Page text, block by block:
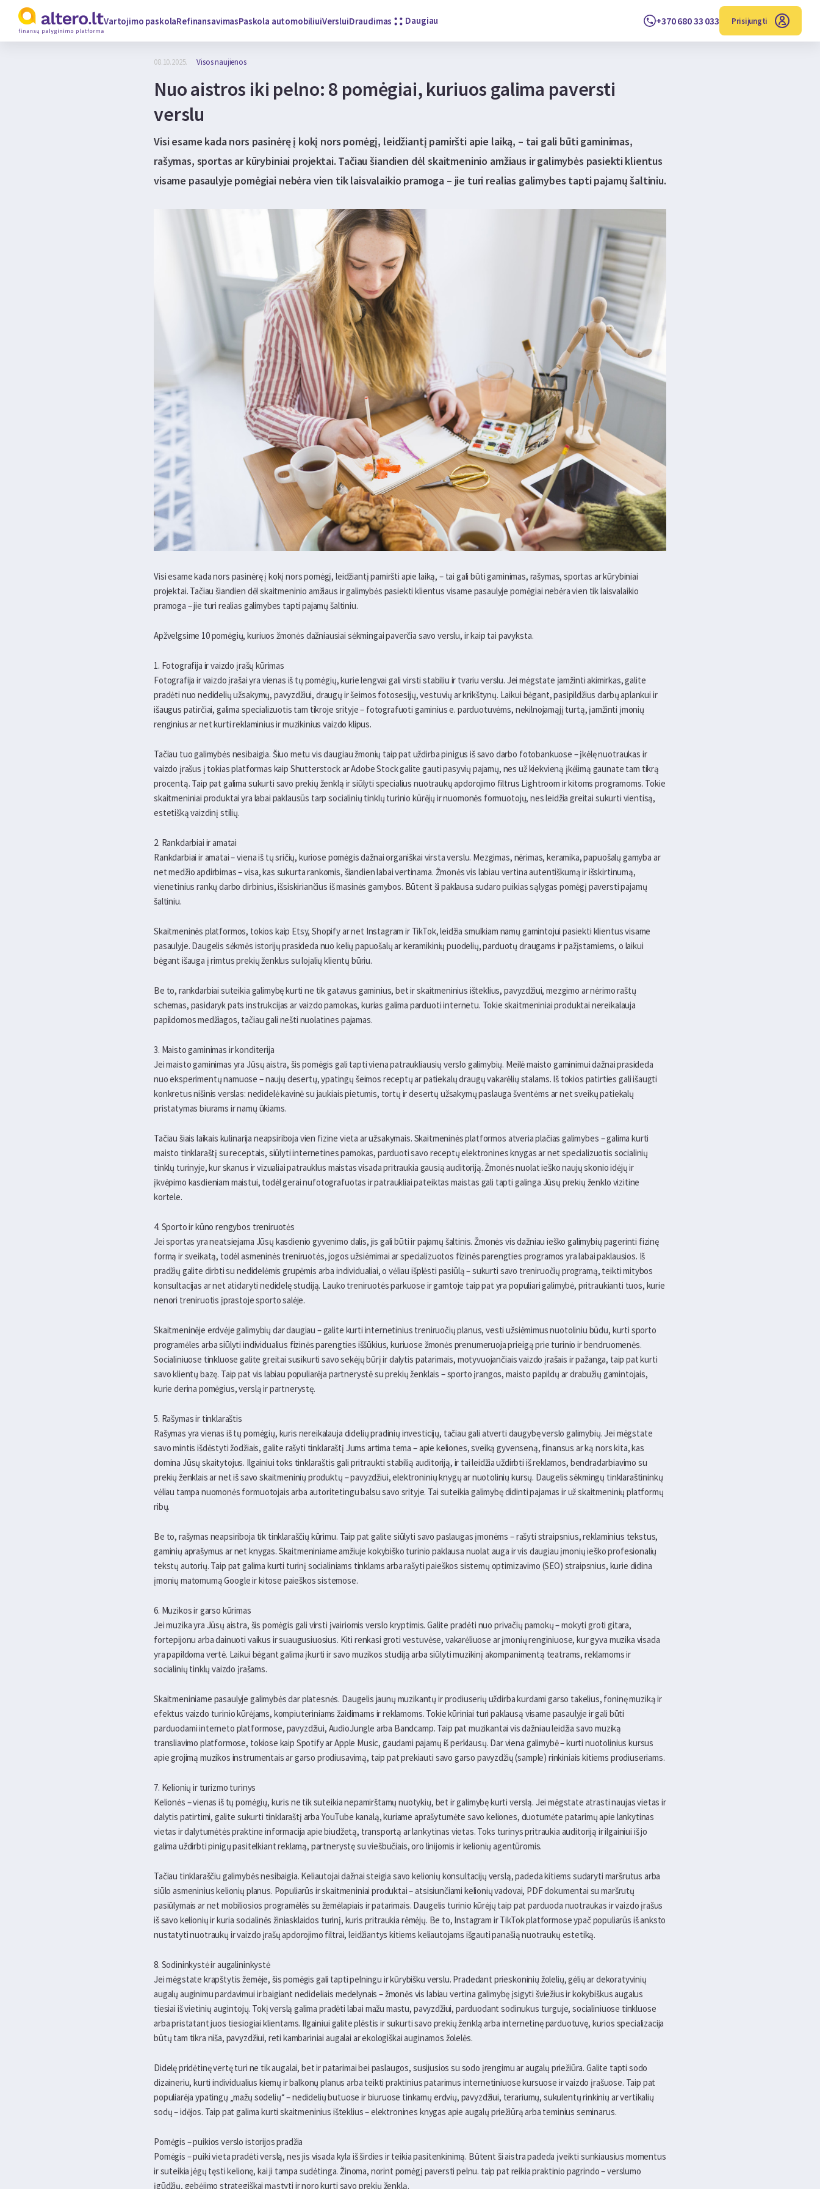
Vartojimo paskolaRefinansavimasPaskola automobiliuiVersluiDraudimas Daugiau +370 680 33 033 Prisijungti
08.10.2025. Visos naujienos
Nuo aistros iki pelno: 8 pomėgiai, kuriuos galima paversti
verslu
Visi esame kada nors pasinėrę į kokį nors pomėgį, leidžiantį pamiršti apie laiką, – tai gali būti gaminimas,
rašymas, sportas ar kūrybiniai projektai. Tačiau šiandien dėl skaitmeninio amžiaus ir galimybės pasiekti klientus
visame pasaulyje pomėgiai nebėra vien tik laisvalaikio pramoga – jie turi realias galimybes tapti pajamų šaltiniu.
Visi esame kada nors pasinėrę į kokį nors pomėgį, leidžiantį pamiršti apie laiką, – tai gali būti gaminimas, rašymas, sportas ar kūrybiniai
projektai. Tačiau šiandien dėl skaitmeninio amžiaus ir galimybės pasiekti klientus visame pasaulyje pomėgiai nebėra vien tik laisvalaikio
pramoga – jie turi realias galimybes tapti pajamų šaltiniu.
Apžvelgsime 10 pomėgių, kuriuos žmonės dažniausiai sėkmingai paverčia savo verslu, ir kaip tai pavyksta.
1. Fotografija ir vaizdo įrašų kūrimas
Fotografija ir vaizdo įrašai yra vienas iš tų pomėgių, kurie lengvai gali virsti stabiliu ir tvariu verslu. Jei mėgstate įamžinti akimirkas, galite
pradėti nuo nedidelių užsakymų, pavyzdžiui, draugų ir šeimos fotosesijų, vestuvių ar krikštynų. Laikui bėgant, pasipildžius darbų aplankui ir
išaugus patirčiai, galima specializuotis tam tikroje srityje – fotografuoti gaminius e. parduotuvėms, nekilnojamąjį turtą, įamžinti įmonių
renginius ar net kurti reklaminius ir muzikinius vaizdo klipus.
Tačiau tuo galimybės nesibaigia. Šiuo metu vis daugiau žmonių taip pat uždirba pinigus iš savo darbo fotobankuose – įkėlę nuotraukas ir
vaizdo įrašus į tokias platformas kaip Shutterstock ar Adobe Stock galite gauti pasyvių pajamų, nes už kiekvieną įkėlimą gaunate tam tikrą
procentą. Taip pat galima sukurti savo prekių ženklą ir siūlyti specialius nuotraukų apdorojimo filtrus Lightroom ir kitoms programoms. Tokie
skaitmeniniai produktai yra labai paklausūs tarp socialinių tinklų turinio kūrėjų ir nuomonės formuotojų, nes leidžia greitai sukurti vientisą,
estetišką vaizdinį stilių.
2. Rankdarbiai ir amatai
Rankdarbiai ir amatai – viena iš tų sričių, kuriose pomėgis dažnai organiškai virsta verslu. Mezgimas, nėrimas, keramika, papuošalų gamyba ar
net medžio apdirbimas – visa, kas sukurta rankomis, šiandien labai vertinama. Žmonės vis labiau vertina autentiškumą ir išskirtinumą,
vienetinius rankų darbo dirbinius, išsiskiriančius iš masinės gamybos. Būtent ši paklausa sudaro puikias sąlygas pomėgį paversti pajamų
šaltiniu.
Skaitmeninės platformos, tokios kaip Etsy, Shopify ar net Instagram ir TikTok, leidžia smulkiam namų gamintojui pasiekti klientus visame
pasaulyje. Daugelis sėkmės istorijų prasideda nuo kelių papuošalų ar keramikinių puodelių, parduotų draugams ir pažįstamiems, o laikui
bėgant išauga į rimtus prekių ženklus su lojalių klientų būriu.
Be to, rankdarbiai suteikia galimybę kurti ne tik gatavus gaminius, bet ir skaitmeninius išteklius, pavyzdžiui, mezgimo ar nėrimo raštų
schemas, pasidaryk pats instrukcijas ar vaizdo pamokas, kurias galima parduoti internetu. Tokie skaitmeniniai produktai nereikalauja
papildomos medžiagos, tačiau gali nešti nuolatines pajamas.
3. Maisto gaminimas ir konditerija
Jei maisto gaminimas yra Jūsų aistra, šis pomėgis gali tapti viena patraukliausių verslo galimybių. Meilė maisto gaminimui dažnai prasideda
nuo eksperimentų namuose – naujų desertų, ypatingų šeimos receptų ar patiekalų draugų vakarėlių stalams. Iš tokios patirties gali išaugti
konkretus nišinis verslas: nedidelė kavinė su jaukiais pietumis, tortų ir desertų užsakymų paslauga šventėms ar net sveikų patiekalų
pristatymas biurams ir namų ūkiams.
Tačiau šiais laikais kulinarija neapsiriboja vien fizine vieta ar užsakymais. Skaitmeninės platformos atveria plačias galimybes – galima kurti
maisto tinklaraštį su receptais, siūlyti internetines pamokas, parduoti savo receptų elektronines knygas ar net specializuotis socialinių
tinklų turinyje, kur skanus ir vizualiai patrauklus maistas visada pritraukia gausią auditoriją. Žmonės nuolat ieško naujų skonio idėjų ir
įkvėpimo kasdieniam maistui, todėl gerai nufotografuotas ir patraukliai pateiktas maistas gali tapti galinga Jūsų prekių ženklo vizitine
kortele.
4. Sporto ir kūno rengybos treniruotės
Jei sportas yra neatsiejama Jūsų kasdienio gyvenimo dalis, jis gali būti ir pajamų šaltinis. Žmonės vis dažniau ieško galimybių pagerinti fizinę
formą ir sveikatą, todėl asmeninės treniruotės, jogos užsiėmimai ar specializuotos fizinės parengties programos yra labai paklausios. Iš
pradžių galite dirbti su nedidelėmis grupėmis arba individualiai, o vėliau išplėsti pasiūlą – sukurti savo treniruočių programą, teikti mitybos
konsultacijas ar net atidaryti nedidelę studiją. Lauko treniruotės parkuose ir gamtoje taip pat yra populiari galimybė, pritraukianti tuos, kurie
nenori treniruotis įprastoje sporto salėje.
Skaitmeninėje erdvėje galimybių dar daugiau – galite kurti internetinius treniruočių planus, vesti užsiėmimus nuotoliniu būdu, kurti sporto
programėles arba siūlyti individualius fizinės parengties iššūkius, kuriuose žmonės prenumeruoja prieigą prie turinio ir bendruomenės.
Socialiniuose tinkluose galite greitai susikurti savo sekėjų būrį ir dalytis patarimais, motyvuojančiais vaizdo įrašais ir pažanga, taip pat kurti
savo klientų bazę. Taip pat vis labiau populiarėja partnerystė su prekių ženklais – sporto įrangos, maisto papildų ar drabužių gamintojais,
kurie derina pomėgius, verslą ir partnerystę.
5. Rašymas ir tinklaraštis
Rašymas yra vienas iš tų pomėgių, kuris nereikalauja didelių pradinių investicijų, tačiau gali atverti daugybę verslo galimybių. Jei mėgstate
savo mintis išdėstyti žodžiais, galite rašyti tinklaraštį Jums artima tema – apie keliones, sveiką gyvenseną, finansus ar ką nors kita, kas
domina Jūsų skaitytojus. Ilgainiui toks tinklaraštis gali pritraukti stabilią auditoriją, ir tai leidžia uždirbti iš reklamos, bendradarbiavimo su
prekių ženklais ar net iš savo skaitmeninių produktų – pavyzdžiui, elektroninių knygų ar nuotolinių kursų. Daugelis sėkmingų tinklaraštininkų
vėliau tampa nuomonės formuotojais arba autoritetingu balsu savo srityje. Tai suteikia galimybę didinti pajamas ir už skaitmeninių platformų
ribų.
Be to, rašymas neapsiriboja tik tinklaraščių kūrimu. Taip pat galite siūlyti savo paslaugas įmonėms – rašyti straipsnius, reklaminius tekstus,
gaminių aprašymus ar net knygas. Skaitmeniniame amžiuje kokybiško turinio paklausa nuolat auga ir vis daugiau įmonių ieško profesionalių
tekstų autorių. Taip pat galima kurti turinį socialiniams tinklams arba rašyti paieškos sistemų optimizavimo (SEO) straipsnius, kurie didina
įmonių matomumą Google ir kitose paieškos sistemose.
6. Muzikos ir garso kūrimas
Jei muzika yra Jūsų aistra, šis pomėgis gali virsti įvairiomis verslo kryptimis. Galite pradėti nuo privačių pamokų – mokyti groti gitara,
fortepijonu arba dainuoti vaikus ir suaugusiuosius. Kiti renkasi groti vestuvėse, vakarėliuose ar įmonių renginiuose, kur gyva muzika visada
yra papildoma vertė. Laikui bėgant galima įkurti ir savo muzikos studiją arba siūlyti muzikinį akompanimentą teatrams, reklamoms ir
socialinių tinklų vaizdo įrašams.
Skaitmeniniame pasaulyje galimybės dar platesnės. Daugelis jaunų muzikantų ir prodiuserių uždirba kurdami garso takelius, foninę muziką ir
efektus vaizdo turinio kūrėjams, kompiuteriniams žaidimams ir reklamoms. Tokie kūriniai turi paklausą visame pasaulyje ir gali būti
parduodami interneto platformose, pavyzdžiui, AudioJungle arba Bandcamp. Taip pat muzikantai vis dažniau leidžia savo muziką
transliavimo platformose, tokiose kaip Spotify ar Apple Music, gaudami pajamų iš perklausų. Dar viena galimybė – kurti nuotolinius kursus
apie grojimą muzikos instrumentais ar garso prodiusavimą, taip pat prekiauti savo garso pavyzdžių (sample) rinkiniais kitiems prodiuseriams.
7. Kelionių ir turizmo turinys
Kelionės – vienas iš tų pomėgių, kuris ne tik suteikia nepamirštamų nuotykių, bet ir galimybę kurti verslą. Jei mėgstate atrasti naujas vietas ir
dalytis patirtimi, galite sukurti tinklaraštį arba YouTube kanalą, kuriame aprašytumėte savo keliones, duotumėte patarimų apie lankytinas
vietas ir dalytumėtės praktine informacija apie biudžetą, transportą ar lankytinas vietas. Toks turinys pritraukia auditoriją ir ilgainiui iš jo
galima uždirbti pinigų pasitelkiant reklamą, partnerystę su viešbučiais, oro linijomis ir kelionių agentūromis.
Tačiau tinklaraščiu galimybės nesibaigia. Keliautojai dažnai steigia savo kelionių konsultacijų verslą, padeda kitiems sudaryti maršrutus arba
siūlo asmeninius kelionių planus. Populiarūs ir skaitmeniniai produktai – atsisiunčiami kelionių vadovai, PDF dokumentai su maršrutų
pasiūlymais ar net mobiliosios programėlės su žemėlapiais ir patarimais. Daugelis turinio kūrėjų taip pat parduoda nuotraukas ir vaizdo įrašus
iš savo kelionių ir kuria socialinės žiniasklaidos turinį, kuris pritraukia rėmėjų. Be to, Instagram ir TikTok platformose ypač populiarūs iš anksto
nustatyti nuotraukų ir vaizdo įrašų apdorojimo filtrai, leidžiantys kitiems keliautojams išgauti panašią nuotraukų estetiką.
8. Sodininkystė ir augalininkystė
Jei mėgstate krapštytis žemėje, šis pomėgis gali tapti pelningu ir kūrybišku verslu. Pradedant prieskoninių žolelių, gėlių ar dekoratyvinių
augalų auginimu pardavimui ir baigiant nedideliais medelynais – žmonės vis labiau vertina galimybę įsigyti šviežius ir kokybiškus augalus
tiesiai iš vietinių augintojų. Tokį verslą galima pradėti labai mažu mastu, pavyzdžiui, parduodant sodinukus turguje, socialiniuose tinkluose
arba pristatant juos tiesiogiai klientams. Ilgainiui galite plėstis ir sukurti savo prekių ženklą arba internetinę parduotuvę, kurios specializacija
būtų tam tikra niša, pavyzdžiui, reti kambariniai augalai ar ekologiškai auginamos žolelės.
Didelę pridėtinę vertę turi ne tik augalai, bet ir patarimai bei paslaugos, susijusios su sodo įrengimu ar augalų priežiūra. Galite tapti sodo
dizaineriu, kurti individualius kiemų ir balkonų planus arba teikti praktinius patarimus internetiniuose kursuose ir vaizdo įrašuose. Taip pat
populiarėja ypatingų „mažų sodelių“ – nedidelių butuose ir biuruose tinkamų erdvių, pavyzdžiui, terariumų, sukulentų rinkinių ar vertikalių
sodų – idėjos. Taip pat galima kurti skaitmeninius išteklius – elektronines knygas apie augalų priežiūrą arba teminius seminarus.
Pomėgis – puikios verslo istorijos pradžia
Pomėgis – puiki vieta pradėti verslą, nes jis visada kyla iš širdies ir teikia pasitenkinimą. Būtent ši aistra padeda įveikti sunkiausius momentus
ir suteikia jėgų tęsti kelionę, kai ji tampa sudėtinga. Žinoma, norint pomėgį paversti pelnu. taip pat reikia praktinio pagrindo – verslumo
įgūdžių, gebėjimo strategiškai mąstyti ir noro kurti savo prekių ženklą.